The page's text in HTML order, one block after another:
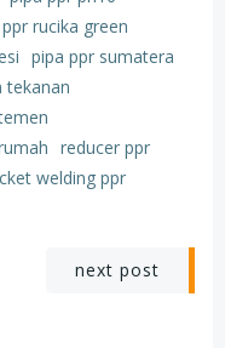
rucika green
pipa ppr sumatera
tekanan
reducer ppr
welding ppr
next post